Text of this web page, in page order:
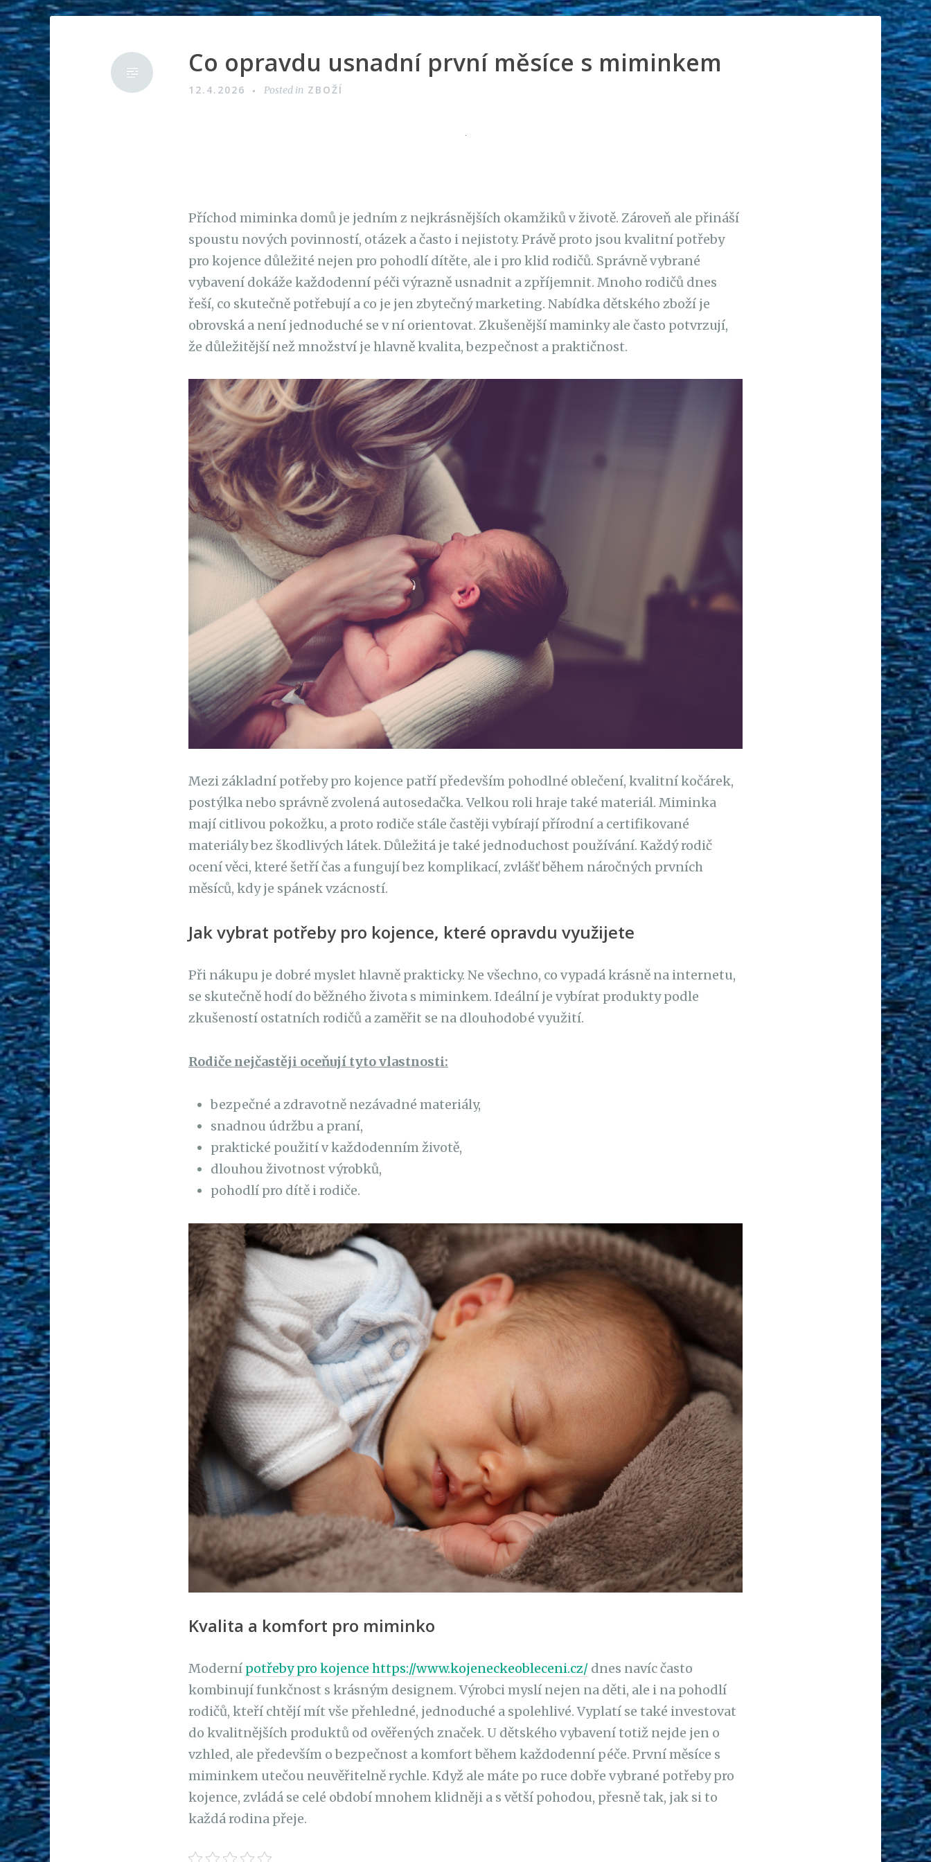
Co opravdu usnadní první měsíce s miminkem
12.4.2026 Posted in ZBOŽÍ
Příchod miminka domů je jedním z nejkrásnějších okamžiků v životě. Zároveň ale přináší
spoustu nových povinností, otázek a často i nejistoty. Právě proto jsou kvalitní potřeby
pro kojence důležité nejen pro pohodlí dítěte, ale i pro klid rodičů. Správně vybrané
vybavení dokáže každodenní péči výrazně usnadnit a zpříjemnit. Mnoho rodičů dnes
řeší, co skutečně potřebují a co je jen zbytečný marketing. Nabídka dětského zboží je
obrovská a není jednoduché se v ní orientovat. Zkušenější maminky ale často potvrzují,
že důležitější než množství je hlavně kvalita, bezpečnost a praktičnost.
Mezi základní potřeby pro kojence patří především pohodlné oblečení, kvalitní kočárek,
postýlka nebo správně zvolená autosedačka. Velkou roli hraje také materiál. Miminka
mají citlivou pokožku, a proto rodiče stále častěji vybírají přírodní a certifikované
materiály bez škodlivých látek. Důležitá je také jednoduchost používání. Každý rodič
ocení věci, které šetří čas a fungují bez komplikací, zvlášť během náročných prvních
měsíců, kdy je spánek vzácností.
Jak vybrat potřeby pro kojence, které opravdu využijete
Při nákupu je dobré myslet hlavně prakticky. Ne všechno, co vypadá krásně na internetu,
se skutečně hodí do běžného života s miminkem. Ideální je vybírat produkty podle
zkušeností ostatních rodičů a zaměřit se na dlouhodobé využití.
Rodiče nejčastěji oceňují tyto vlastnosti:
bezpečné a zdravotně nezávadné materiály,
snadnou údržbu a praní,
praktické použití v každodenním životě,
dlouhou životnost výrobků,
pohodlí pro dítě i rodiče.
Kvalita a komfort pro miminko
Moderní potřeby pro kojence https://www.kojeneckeobleceni.cz/ dnes navíc často
kombinují funkčnost s krásným designem. Výrobci myslí nejen na děti, ale i na pohodlí
rodičů, kteří chtějí mít vše přehledné, jednoduché a spolehlivé.Vyplatí se také investovat
do kvalitnějších produktů od ověřených značek. U dětského vybavení totiž nejde jen o
vzhled, ale především o bezpečnost a komfort během každodenní péče. První měsíce s
miminkem utečou neuvěřitelně rychle. Když ale máte po ruce dobře vybrané potřeby pro
kojence, zvládá se celé období mnohem klidněji a s větší pohodou, přesně tak, jak si to
každá rodina přeje.